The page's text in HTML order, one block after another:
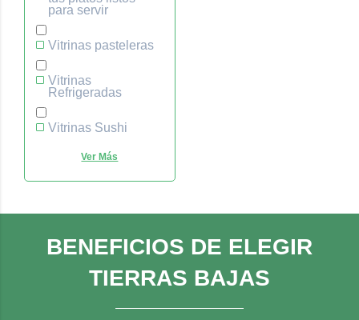
para servir
Vitrinas pasteleras
Vitrinas
Refrigeradas
Vitrinas Sushi
BENEFICIOS DE ELEGIR
TIERRAS BAJAS